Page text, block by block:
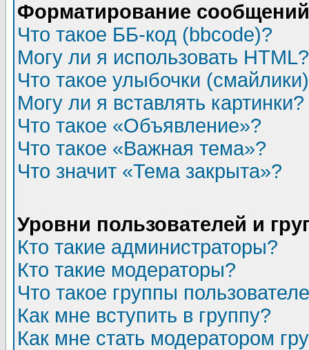
Форматирование
Что такое ББ-код (bbcode)?
Могу ли я использовать HTML?
Что такое улыбочки
Могу ли я вставлять картинки?
Что такое «Объявление»?
Что такое «Важная тема»?
Что значит «Тема закрыта»?
Уровни пользователей и
Кто такие администраторы?
Кто такие модераторы?
Что такое группы
Как мне вступить в группу?
Как мне стать модератором